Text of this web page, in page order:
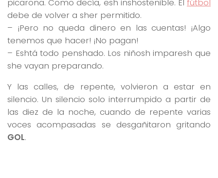
picarona. Como decía, esh inshostenible. El fútbol
debe de volver a sher permitido.
– ¡Pero no queda dinero en las cuentas! ¡Algo
tenemos que hacer! ¡No pagan!
– Eshtá todo penshado. Los niñosh imparesh que
she vayan preparando.
Y las calles, de repente, volvieron a estar en
silencio. Un silencio solo interrumpido a partir de
las diez de la noche, cuando de repente varias
voces acompasadas se desgañitaron gritando
GOL.